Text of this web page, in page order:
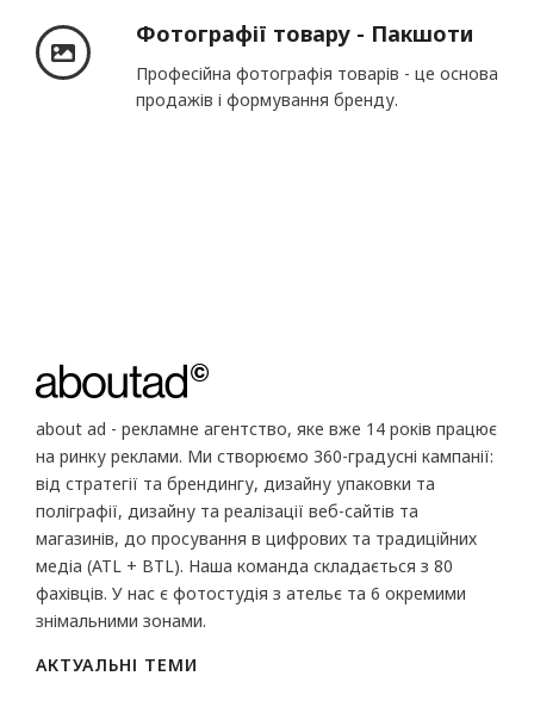
Фотографії товару - Пакшоти
Професійна фотографія товарів - це основа
продажів і формування бренду.
about ad - рекламне агентство, яке вже 14 років працює
на ринку реклами. Ми створюємо 360-градусні кампанії:
від стратегії та брендингу, дизайну упаковки та
поліграфії, дизайну та реалізації веб-сайтів та
магазинів, до просування в цифрових та традиційних
медіа (ATL + BTL). Наша команда складається з 80
фахівців. У нас є фотостудія з ательє та 6 окремими
знімальними зонами.
AКТУАЛЬНІ ТЕМИ